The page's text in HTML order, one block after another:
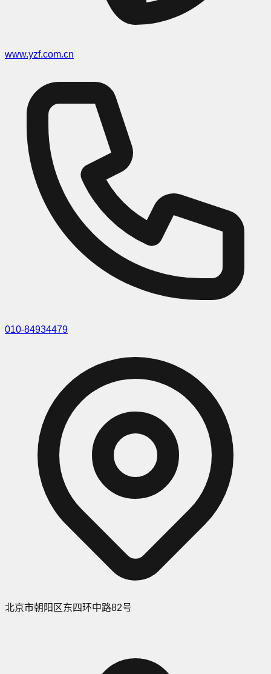
www.yzf.com.cn
010-84934479
北京市朝阳区东四环中路82号